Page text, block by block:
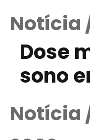
Notícia
Dose
sono
Notícia